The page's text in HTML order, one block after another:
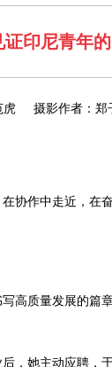
印尼青年的
虎 摄影作者：
协作中走近，在
高质量发展的篇
，她主动应聘，